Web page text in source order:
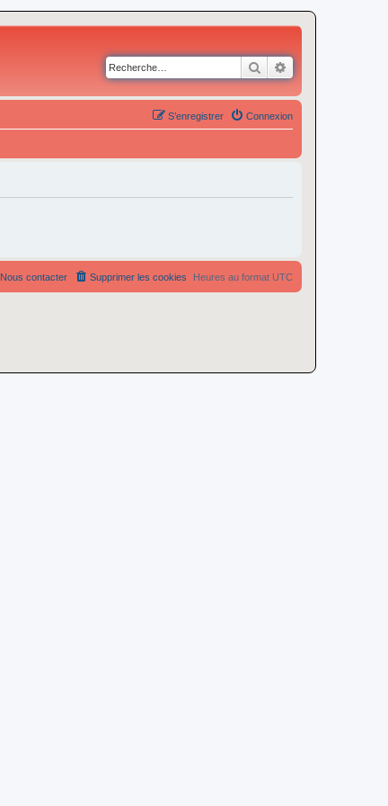
Rechercher
Connexion
S’enregistrer
Heures au format UTC
Supprimer les cookies
Nous contacter